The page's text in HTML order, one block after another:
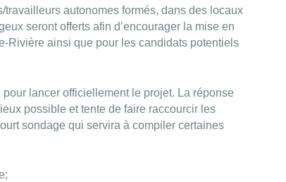
autonomes formés, dans des locaux
seront offerts afin d’encourager la mise en
Rivière ainsi que pour les candidats potentiels
lancer officiellement le projet. La réponse
possible et tente de faire raccourcir les
sondage qui servira à compiler certaines